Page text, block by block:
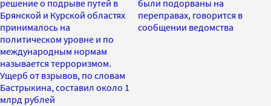
решение о подрыве путей в
Брянской и Курской областях
принималось на
политическом уровне и по
международным нормам
называется терроризмом.
Ущерб от взрывов, по словам
Бастрыкина, составил около 1
млрд рублей
были подорваны на
переправах, говорится в
сообщении ведомства